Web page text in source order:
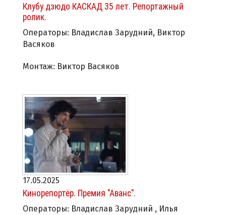
Клубу дзюдо КАСКАД 35 лет. Репортажный
ролик.
Операторы: Владислав Зарудний, Виктор
Васяков
Монтаж: Виктор Васяков
17.05.2025
Кинорепортёр. Премия "Аванс".
Операторы: Владислав Зарудний , Илья